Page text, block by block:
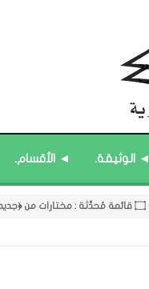
◄ الوثيقة. ◄ الأقسام.
۝ قائمة مُثبتة : إدارة منهل الثقافة التربوية.
۝ قائمة مُحدَّثة : حديث الساعة.
11- القسم الحادي عشر : ﴿اللقاءات الشخصية - الثقافة المتسلسلة﴾.
۝ قائمة مُحدَّثة : مختارات من ﴿جديد﴾ المشاركات.